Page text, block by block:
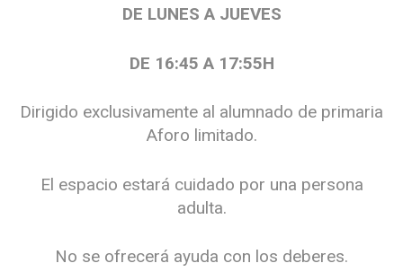
DE LUNES A JUEVES
DE 16:45 A 17:55H
Dirigido exclusivamente al alumnado de primaria
Aforo limitado.
El espacio estará cuidado por una persona
adulta.
No se ofrecerá ayuda con los deberes.